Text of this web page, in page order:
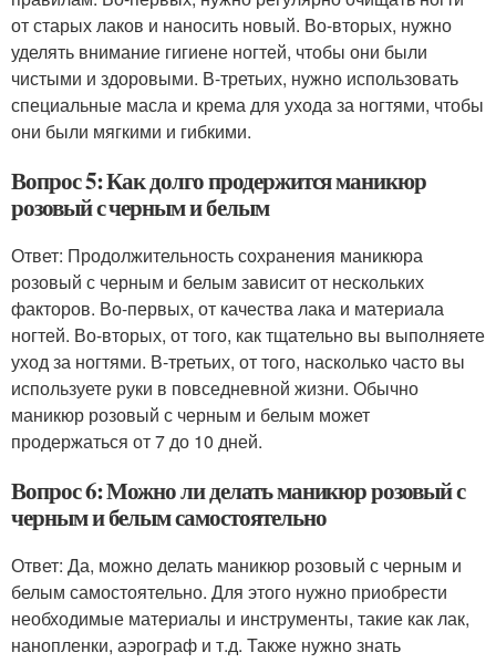
от старых лаков и наносить новый. Во-вторых, нужно
уделять внимание гигиене ногтей, чтобы они были
чистыми и здоровыми. В-третьих, нужно использовать
специальные масла и крема для ухода за ногтями, чтобы
они были мягкими и гибкими.
Вопрос 5: Как долго продержится маникюр
розовый с черным и белым
Ответ: Продолжительность сохранения маникюра
розовый с черным и белым зависит от нескольких
факторов. Во-первых, от качества лака и материала
ногтей. Во-вторых, от того, как тщательно вы выполняете
уход за ногтями. В-третьих, от того, насколько часто вы
используете руки в повседневной жизни. Обычно
маникюр розовый с черным и белым может
продержаться от 7 до 10 дней.
Вопрос 6: Можно ли делать маникюр розовый с
черным и белым самостоятельно
Ответ: Да, можно делать маникюр розовый с черным и
белым самостоятельно. Для этого нужно приобрести
необходимые материалы и инструменты, такие как лак,
нанопленки, аэрограф и т.д. Также нужно знать